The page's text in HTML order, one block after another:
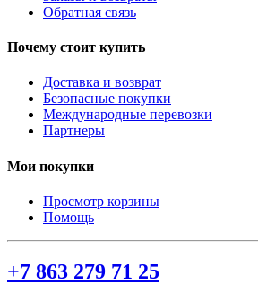
Обратная связь
Почему стоит купить
Доставка и возврат
Безопасные покупки
Международные перевозки
Партнеры
Мои покупки
Просмотр корзины
Помощь
+7 863 279 71 25